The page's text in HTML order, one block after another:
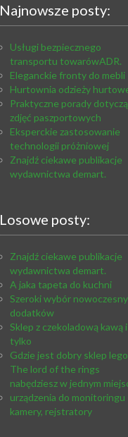
Najnowsze posty:
Usługi bezpiecznego
transportu towarówADR.
Eleganckie fronty do mebli
Hurtownia odzieży
Praktyczne porady
zdjęć paszportowych
Eksperckie zastosowanie
technologii próżniowej
Znajdź ciekawe publikacje
wydawnictwa demart.
Losowe posty:
Znajdź ciekawe publikacje
wydawnictwa demart.
A jaka tapeta do kuchni
Szeroki wybór
dodatków
Sklep z czekoladową kawą
tylko
Gdzie jest dobry sklep
The lord of the rings
nabędziesz w jednym
urządzenia do monitoringu
kamery, rejstratory